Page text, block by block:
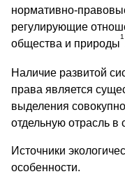
нормативно-
регулирующие
общества и природы
1
Наличие развитой
права является
выделения
отдельную отрасль в
Источники
особенности.